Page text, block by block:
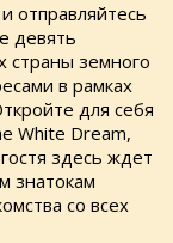
отправляйтесь
девять
страны земного
в рамках
для себя
White Dream,
здесь ждет
знатокам
со всех